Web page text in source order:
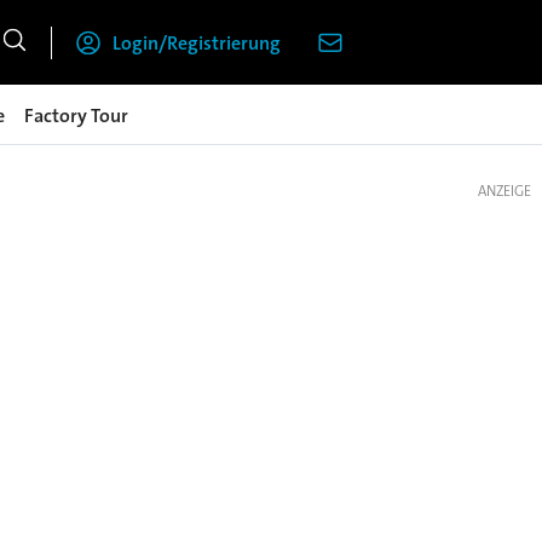
Login/Registrierung
Factory Tour
ANZEIGE